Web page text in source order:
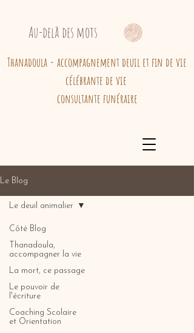
Au-delà des mots
Thanadoula - accompagnement deuil et fin de vie
célébrante de vie
consultante funéraire
Le Blog
Côté Blog
Thanadoula,
accompagner la vie
La mort, ce passage
Le pouvoir de
l'écriture
Coaching Scolaire
et Orientation
Le deuil animalier